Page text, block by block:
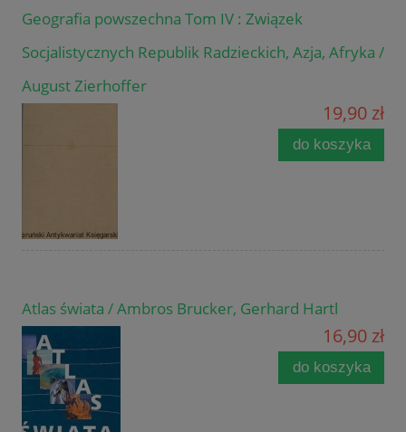
Geografia powszechna Tom IV : Związek
Socjalistycznych Republik Radzieckich, Azja, Afryka /
August Zierhoffer
19,90 zł
do koszyka
Atlas świata / Ambros Brucker, Gerhard Hartl
16,90 zł
do koszyka